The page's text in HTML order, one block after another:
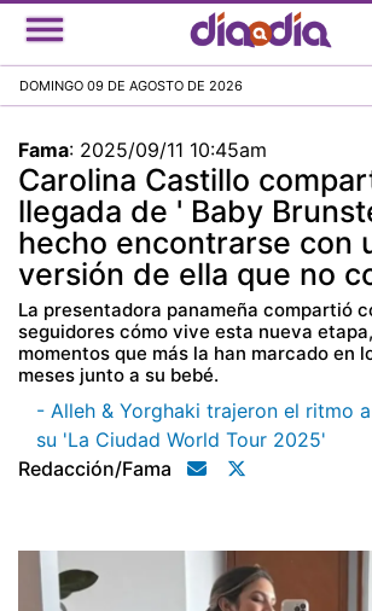
Pasar
al
principal
DOMINGO 09 DE AGOSTO DE 2026
Fama: 2025/09/11 10:45am
Carolina Castillo
llegada de ' Baby
hecho encontrarse con
versión de ella que no
La presentadora panameña compartió
seguidores cómo vive esta nueva
momentos que más la han marcado en
meses junto a su bebé.
- Alleh & Yorghaki trajeron el ritmo
su 'La Ciudad World Tour 2025'
Redacción/fama